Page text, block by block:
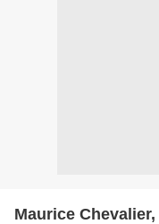
Maurice